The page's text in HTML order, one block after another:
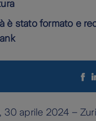
è stato formato e
30 aprile 2024 –